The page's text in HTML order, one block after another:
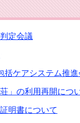
定会議
括ケアシステム推進
」の利用再開につ
明書について